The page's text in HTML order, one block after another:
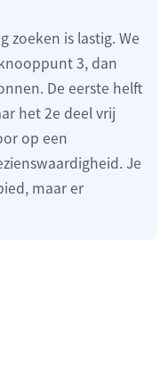
zoeken is lastig. We
3, dan
De eerste helft
het 2e deel vrij
op een
Je
maar er